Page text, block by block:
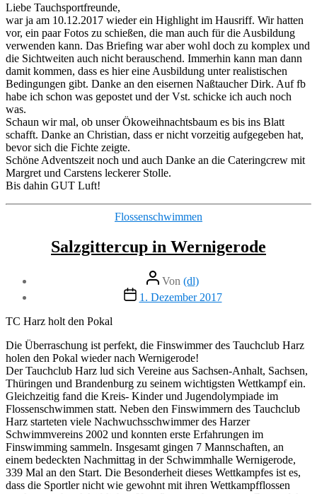
Liebe Tauchsportfreunde,
war ja am 10.12.2017 wieder ein Highlight im Hausriff. Wir hatten
vor, ein paar Fotos zu schießen, die man auch für die Ausbildung
verwenden kann. Das Briefing war aber wohl doch zu komplex und
die Sichtweiten auch nicht berauschend. Immerhin kann man dann
damit kommen, dass es hier eine Ausbildung unter realistischen
Bedingungen gibt. Danke an den eisernen Naßtaucher Dirk. Auf fb
habe ich schon was gepostet und der Vst. schicke ich auch noch
was.
Schaun wir mal, ob unser Ökoweihnachtsbaum es bis ins Blatt
schafft. Danke an Christian, dass er nicht vorzeitig aufgegeben hat,
bevor sich die Fichte zeigte.
Schöne Adventszeit noch und auch Danke an die Cateringcrew mit
Margret und Carstens leckerer Stolle.
Bis dahin GUT Luft!
Kategorien
Flossenschwimmen
Salzgittercup in Wernigerode
Beitragsautor
Von (dl)
Veröffentlichungsdatum
1. Dezember 2017
TC Harz holt den Pokal
Die Überraschung ist perfekt, die Finswimmer des Tauchclub Harz
holen den Pokal wieder nach Wernigerode!
Der Tauchclub Harz lud sich Vereine aus Sachsen-Anhalt, Sachsen,
Thüringen und Brandenburg zu seinem wichtigsten Wettkampf ein.
Gleichzeitig fand die Kreis- Kinder und Jugendolympiade im
Flossenschwimmen statt. Neben den Finswimmern des Tauchclub
Harz starteten viele Nachwuchsschwimmer des Harzer
Schwimmvereins 2002 und konnten erste Erfahrungen im
Finswimming sammeln. Insgesamt gingen 7 Mannschaften, an
einem bedeckten Nachmittag in der Schwimmhalle Wernigerode,
339 Mal an den Start. Die Besonderheit dieses Wettkampfes ist es,
dass die Sportler nicht wie gewohnt mit ihren Wettkampfflossen